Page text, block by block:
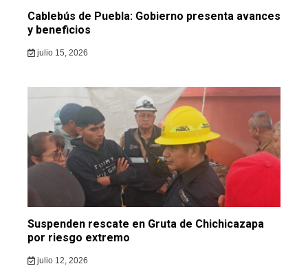
Cablebús de Puebla: Gobierno presenta avances
y beneficios
julio 15, 2026
Suspenden rescate en Gruta de Chichicazapa
por riesgo extremo
julio 12, 2026